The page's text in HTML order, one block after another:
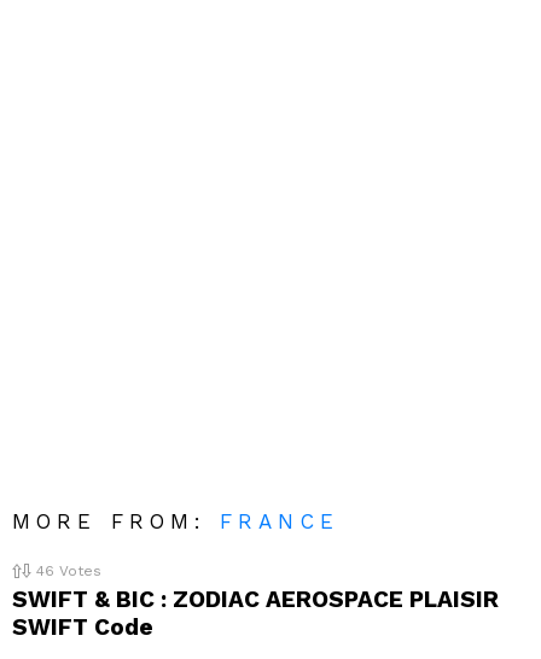
MORE FROM: FRANCE
46 Votes
SWIFT & BIC : ZODIAC AEROSPACE PLAISIR
SWIFT Code